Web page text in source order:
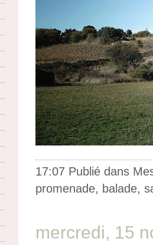
17:07 Publié dans
promenade, balade,
mercredi, 15